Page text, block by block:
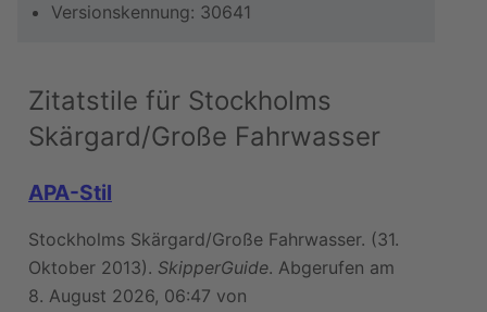
Versionskennung: 30641
Zitatstile für Stockholms
Skärgard/Große Fahrwasser
APA-Stil
Stockholms Skärgard/Große Fahrwasser. (31.
Oktober 2013). SkipperGuide. Abgerufen am
8. August 2026, 06:47 von